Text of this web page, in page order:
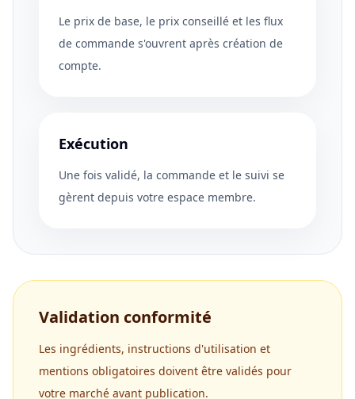
Le prix de base, le prix conseillé et les flux
de commande s'ouvrent après création de
compte.
Exécution
Une fois validé, la commande et le suivi se
gèrent depuis votre espace membre.
Validation conformité
Les ingrédients, instructions d'utilisation et
mentions obligatoires doivent être validés pour
votre marché avant publication.